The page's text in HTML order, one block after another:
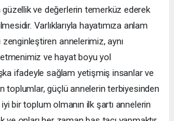
ve değerlerin temerküz ederek
Varlıklarıyla hayatımıza anlam
zenginleştiren annelerimiz, aynı
ve hayat boyu yol
ifadeyle sağlam yetişmiş insanlar ve
toplumlar, güçlü annelerin terbiyesinden
bir toplum olmanın ilk şartı annelerin